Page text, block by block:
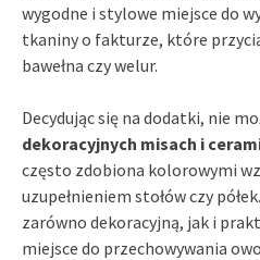
wygodne i stylowe miejsce do
tkaniny o fakturze, które
bawełna czy welur.
Decydując się na dodatki, nie
dekoracyjnych misach i
często zdobiona kolorowymi
uzupełnieniem stołów czy
zarówno dekoracyjną, jak i
miejsce do przechowywania